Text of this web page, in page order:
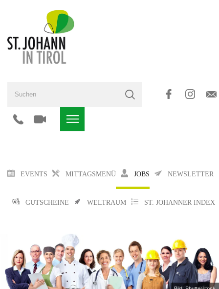
EVENTS MITTAGSMENÜ JOBS NEWSLETTER
GUTSCHEINE WELTRAUM ST. JOHANNER INDEX